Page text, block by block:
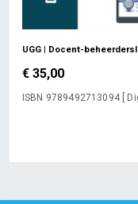
UGG | Docent-
€ 35,00
ISBN 9789492713094 [